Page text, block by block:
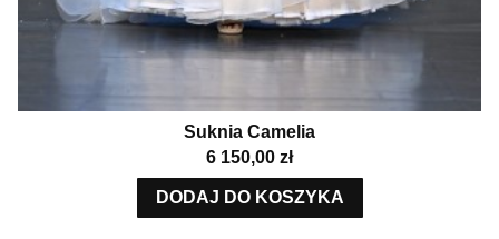
Suknia Camelia
Cena
6 150,00 zł
DODAJ DO KOSZYKA